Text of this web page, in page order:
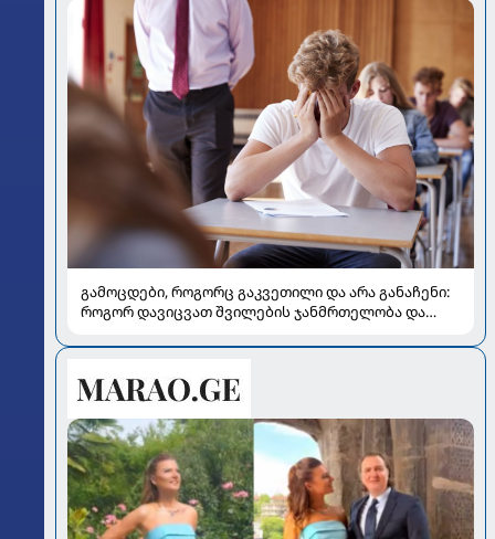
გამოცდები, როგორც გაკვეთილი და არა განაჩენი:
როგორ დავიცვათ შვილების ჯანმრთელობა და